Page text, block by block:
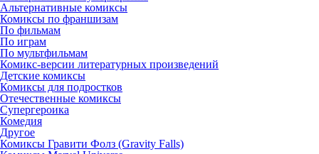
Альтернативные комиксы
Комиксы по франшизам
По фильмам
По играм
По мультфильмам
Комикс-версии литературных произведений
Детские комиксы
Комиксы для подростков
Отечественные комиксы
Супергероика
Комедия
Другое
Комиксы Гравити Фолз (Gravity Falls)